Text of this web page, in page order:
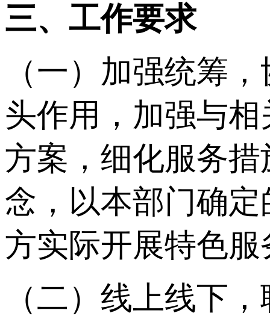
三、工作要求
（一）加强统筹
头作用，加强与
方案，细化服务
念，以本部门确
方实际开展特色
（二）线上线下